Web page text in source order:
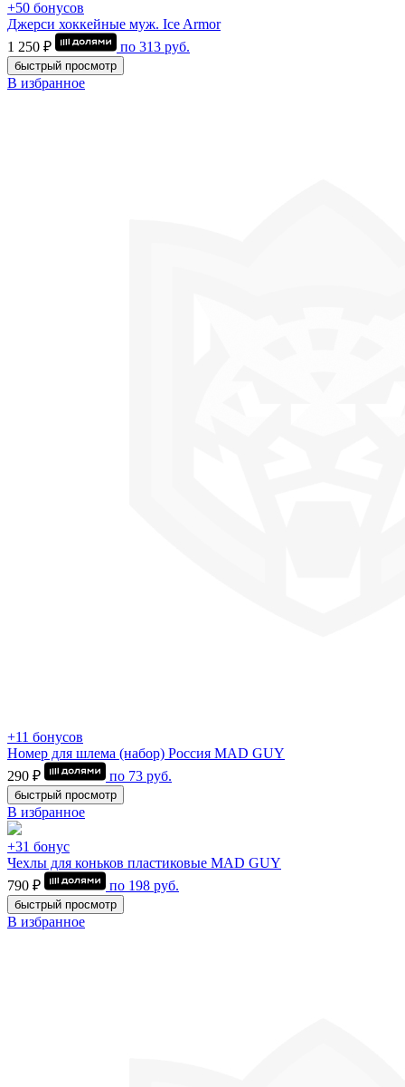
+50 бонусов
Джерси хоккейные муж. Ice Armor
1 250 ₽
по 313 руб.
быстрый просмотр
В избранное
+11 бонусов
Номер для шлема (набор) Россия MAD GUY
290 ₽
по 73 руб.
быстрый просмотр
В избранное
+31 бонус
Чехлы для коньков пластиковые MAD GUY
790 ₽
по 198 руб.
быстрый просмотр
В избранное